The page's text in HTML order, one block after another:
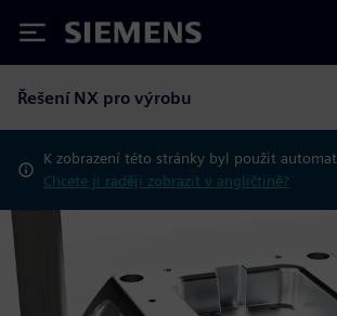
Siemens
Řešení NX pro výrobu
K zobrazení této stránky byl použit
Chcete ji raději zobrazit v angličtině?